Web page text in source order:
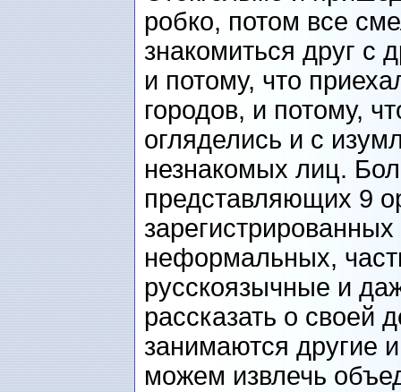
робко, потом все
знакомиться друг с
и потому, что
городов, и потому,
огляделись и с
незнакомых лиц.
представляющих 9
неформальных,
русскоязычные и
рассказать о своей
занимаются другие
можем извлечь